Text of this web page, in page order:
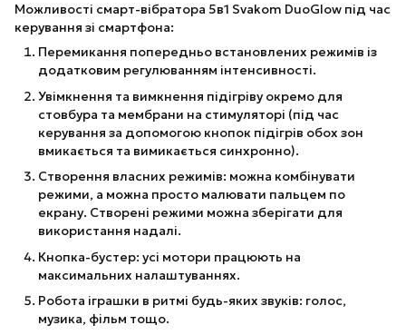
Можливості смарт-вібратора 5в1 Svakom DuoGlow під час
керування зі смартфона:
Перемикання попередньо встановлених режимів із
додатковим регулюванням інтенсивності.
Увімкнення та вимкнення підігріву окремо для
стовбура та мембрани на стимуляторі (під час
керування за допомогою кнопок підігрів обох зон
вмикається та вимикається синхронно).
Створення власних режимів: можна комбінувати
режими, а можна просто малювати пальцем по
екрану. Створені режими можна зберігати для
використання надалі.
Кнопка-бустер: усі мотори працюють на
максимальних налаштуваннях.
Робота іграшки в ритмі будь-яких звуків: голос,
музика, фільм тощо.